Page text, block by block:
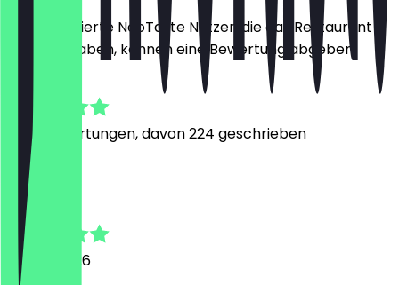
Nur registrierte NeoTaste Nutzer, die das Restaurant
besucht haben, können eine Bewertung abgeben.
2516
Bewertungen, davon 224 geschrieben
Anna Alicia
24. Juli 2026